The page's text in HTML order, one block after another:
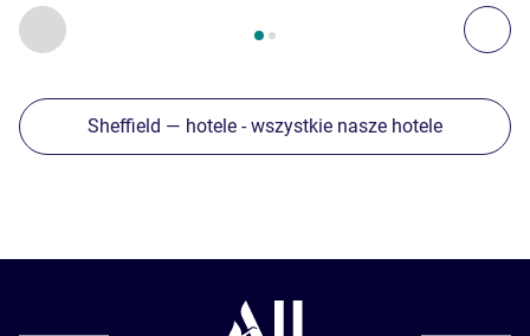
Poprzedni - Inne nasze placówki w pobliżu
Strona , Inne nasze placówki w pobliżu 1 :, Inne nasze
Sheffield — hotele - wszystkie nasze hotele